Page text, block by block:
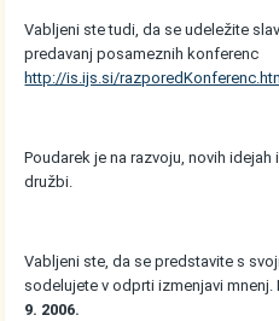
Vabljeni ste tudi, da se udeležite
predavanj posameznih konferenc
http://is.ijs.si/
Poudarek je na razvoju, novih
družbi.
Vabljeni ste, da se predstavite s
sodelujete v odprti izmenjavi
9. 2006.